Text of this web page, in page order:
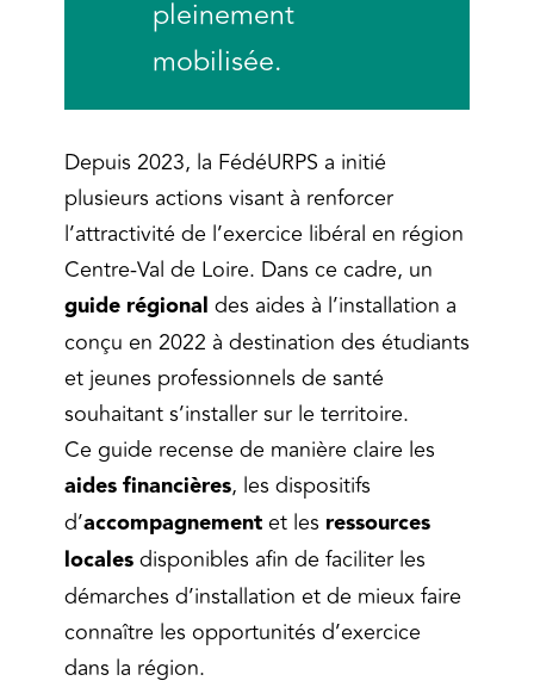
pleinement
mobilisée.
Depuis 2023, la FédéURPS a initié
plusieurs actions visant à renforcer
l’attractivité de l’exercice libéral en région
Centre-Val de Loire. Dans ce cadre, un
guide régional des aides à l’installation a
conçu en 2022 à destination des étudiants
et jeunes professionnels de santé
souhaitant s’installer sur le territoire.
Ce guide recense de manière claire les
aides financières, les dispositifs
d’accompagnement et les ressources
localesdisponibles afin de faciliter les
démarches d’installation et de mieux faire
connaître les opportunités d’exercice
dans la région.